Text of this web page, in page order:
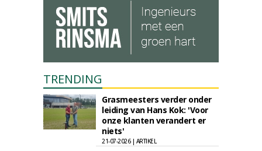
TRENDING
Grasmeesters verder onder
leiding van Hans Kok: 'Voor
onze klanten verandert er
niets'
21-07-2026 | ARTIKEL